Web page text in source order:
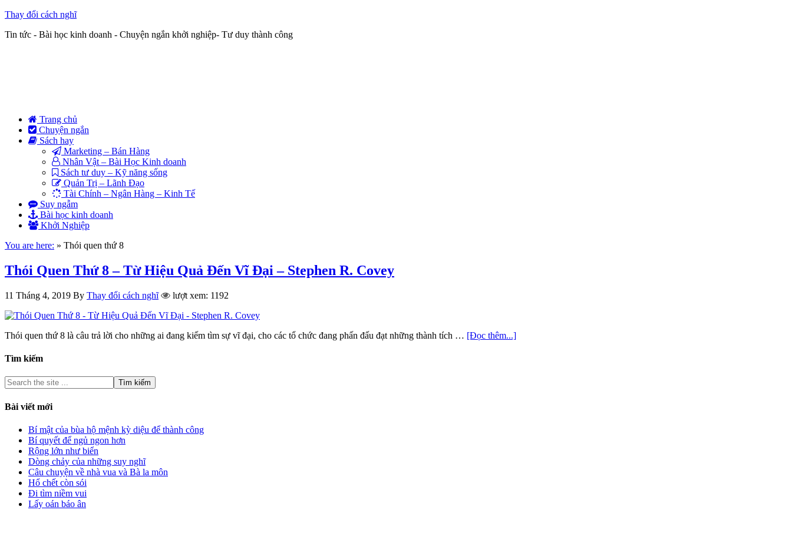
Thay đổi cách nghĩ
Tin tức - Bài học kinh doanh - Chuyện ngắn khởi nghiệp- Tư duy thành công
Trang chủ
Chuyện ngắn
Sách hay
Marketing – Bán Hàng
Nhân Vật – Bài Học Kinh doanh
Sách tư duy – Kỹ năng sống
Quản Trị – Lãnh Đạo
Tài Chính – Ngân Hàng – Kinh Tế
Suy ngẫm
Bài học kinh doanh
Khởi Nghiệp
You are here: » Thói quen thứ 8
Thói Quen Thứ 8 – Từ Hiệu Quả Đến Vĩ Đại – Stephen R. Covey
11 Tháng 4, 2019 By Thay đổi cách nghĩ lượt xem: 1192
Thói quen thứ 8 là câu trả lời cho những ai đang kiếm tìm sự vĩ đại, cho các tổ chức đang phấn đấu đạt những thành tích … [Đọc thêm...]
Tìm kiếm
Bài viết mới
Bí mật của bùa hộ mệnh kỳ diệu để thành công
Bí quyết để ngủ ngon hơn
Rộng lớn như biển
Dòng chảy của những suy nghĩ
Câu chuyện về nhà vua và Bà la môn
Hổ chết còn sói
Đi tìm niềm vui
Lấy oán báo ân